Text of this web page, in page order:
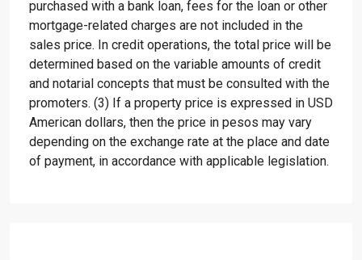
purchased with a bank loan, fees for the loan or other
mortgage-related charges are not included in the
sales price. In credit operations, the total price will be
determined based on the variable amounts of credit
and notarial concepts that must be consulted with the
promoters. (3) If a property price is expressed in USD
American dollars, then the price in pesos may vary
depending on the exchange rate at the place and date
of payment, in accordance with applicable legislation.